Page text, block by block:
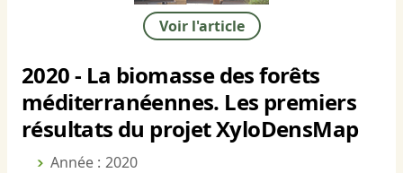
Voir l'article
2020 - La biomasse des forêts
méditerranéennes. Les premiers
résultats du projet XyloDensMap
Année : 2020